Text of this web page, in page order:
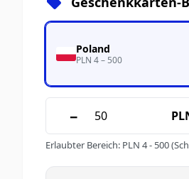
Poland
PLN 4 – 500
−
Erlaubter Bereich: PLN 4- 500